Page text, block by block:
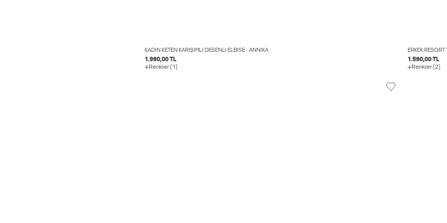
KADIN KETEN KARIŞIMLI DESENLI ELBISE - ANNIKA
1.990,00 TL
Renkler (1)
ERKEK RESORT
1.590,00 TL
Renkler (2)